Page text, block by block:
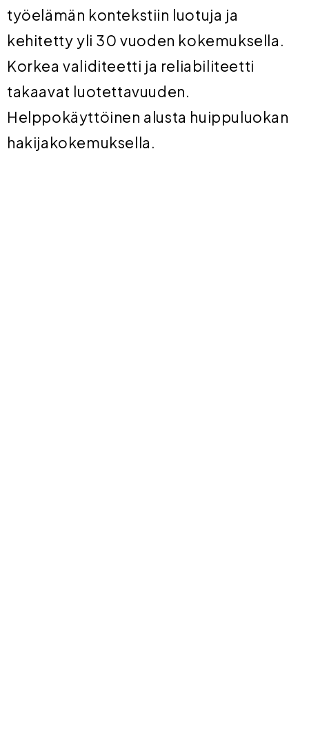
työelämän kontekstiin luotuja ja
kehitetty yli 30 vuoden kokemuksella.
Korkea validiteetti ja reliabiliteetti
takaavat luotettavuuden.
Helppokäyttöinen alusta huippuluokan
hakijakokemuksella.